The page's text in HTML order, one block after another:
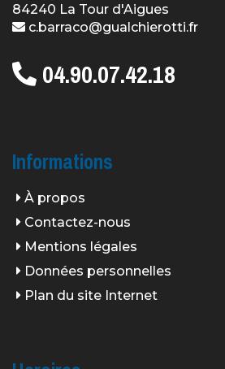
84240 La Tour d'Aigues
c.barraco@gualchierotti.fr
04.90.07.42.18
Informations
À propos
Contactez-nous
Mentions légales
Données personnelles
Plan du site Internet